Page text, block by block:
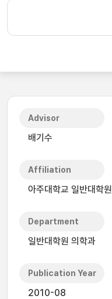
Advisor
배기수
Affiliation
아주대학교 일반대학원
Department
일반대학원 의학과
Publication Year
2010-08